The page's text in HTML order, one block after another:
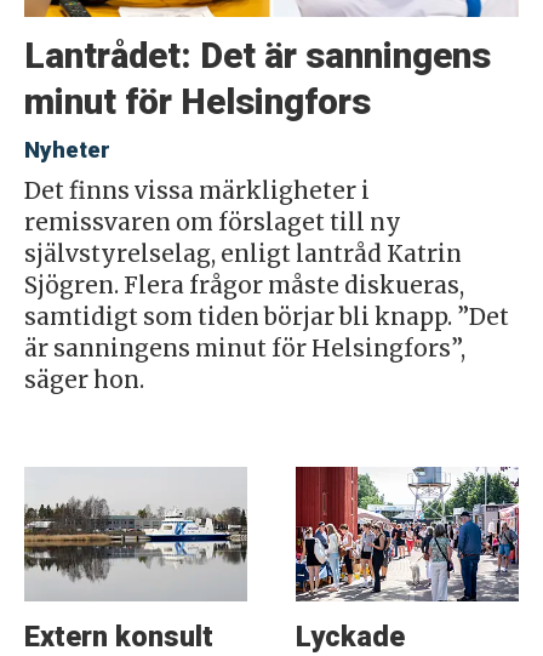
Lantrådet: Det är sanningens
minut för Helsingfors
Nyheter
Det finns vissa märkligheter i
remissvaren om förslaget till ny
självstyrelselag, enligt lantråd Katrin
Sjögren. Flera frågor måste diskueras,
samtidigt som tiden börjar bli knapp. ”Det
är sanningens minut för Helsingfors”,
säger hon.
Extern konsult
Lyckade